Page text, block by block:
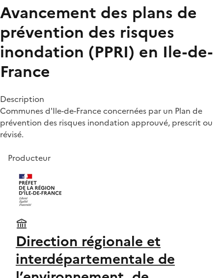
Avancement des plans de
prévention des risques
inondation (PPRI) en Ile-de-
France
Description
Communes d'Ile-de-France concernées par un Plan de
prévention des risques inondation approuvé, prescrit ou
révisé.
Producteur
Direction régionale et
interdépartementale de